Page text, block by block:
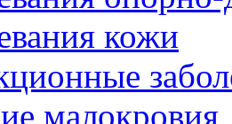
кожи
малокровия